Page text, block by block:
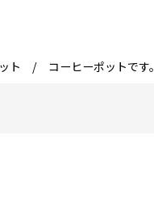
ト / コーヒーポットです。